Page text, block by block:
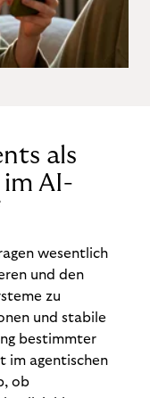
als
AI-
wesentlich
und den
zu
und stabile
bestimmter
im agentischen
ob